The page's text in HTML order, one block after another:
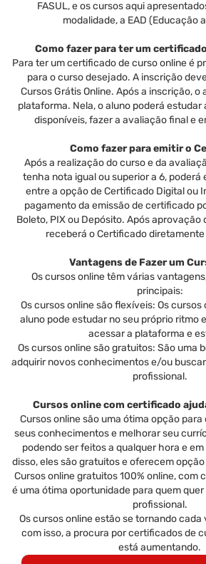
FASUL, e os cursos aqui
modalidade, a EAD (Educação
Como fazer para ter um
Para ter um certificado de curso online é
para o curso desejado. A inscrição
Cursos Grátis Online. Após a inscrição, o
plataforma. Nela, o aluno poderá
disponíveis, fazer a avaliação final e
Como fazer para emitir o
Após a realização do curso e da
tenha nota igual ou superior a 6, poderá
entre a opção de Certificado Digital ou
pagamento da emissão de certificado
Boleto, PIX ou Depósito. Após aprovação
receberá o Certificado
Vantagens de Fazer um
Os cursos online têm várias
principais:
Os cursos online são flexíveis: Os cursos
aluno pode estudar no seu próprio ritmo
acessar a plataforma e
Os cursos online são gratuitos: São uma
adquirir novos conhecimentos e/ou
profissional.
Cursos online com certificado
Cursos online são uma ótima opção
seus conhecimentos e melhorar seu
podendo ser feitos a qualquer hora e
disso, eles são gratuitos e oferecem
Cursos online gratuitos 100% online, com
é uma ótima oportunidade para quem
profissional.
Os cursos online estão se tornando cada
com isso, a procura por certificados de
está aumentando.